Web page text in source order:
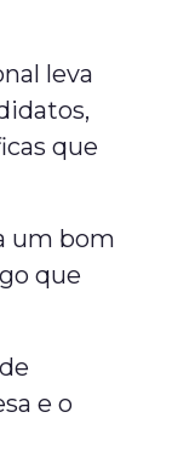
leva
que
um bom
que
e o